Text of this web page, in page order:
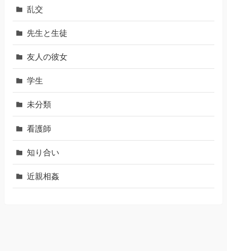
乱交
先生と生徒
友人の彼女
学生
未分類
看護師
知り合い
近親相姦